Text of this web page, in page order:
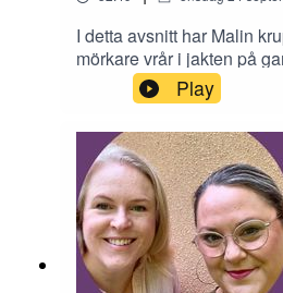
I detta avsnitt har Malin
mörkare vrår i jakten på
sträcker upp de som
och pratar om
stressen.
Play